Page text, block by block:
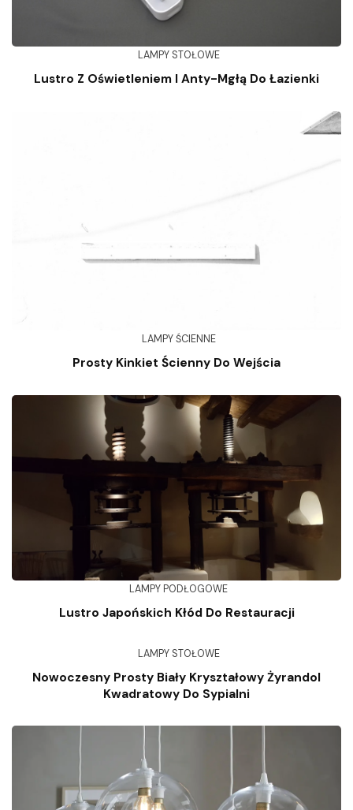
LAMPY STOŁOWE
Lustro Z Oświetleniem I Anty-Mgłą Do Łazienki
LAMPY ŚCIENNE
Prosty Kinkiet Ścienny Do Wejścia
LAMPY PODŁOGOWE
Lustro Japońskich Kłód Do Restauracji
LAMPY STOŁOWE
Nowoczesny Prosty Biały Kryształowy Żyrandol
Kwadratowy Do Sypialni